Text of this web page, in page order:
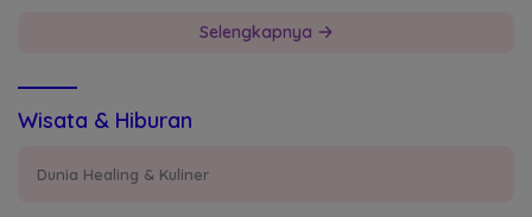
Selengkapnya
Wisata & Hiburan
Dunia Healing & Kuliner